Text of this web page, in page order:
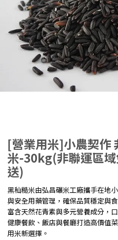
[營業用米]小農契作
米-30kg(非聯運區
送)
黑秈糙米由弘昌碾米工廠攜手在地
與安全用藥管理，確保品質穩定與
富含天然花青素與多元營養成分，
健康餐飲、飯店與餐廳打造高價值
用米新選擇。